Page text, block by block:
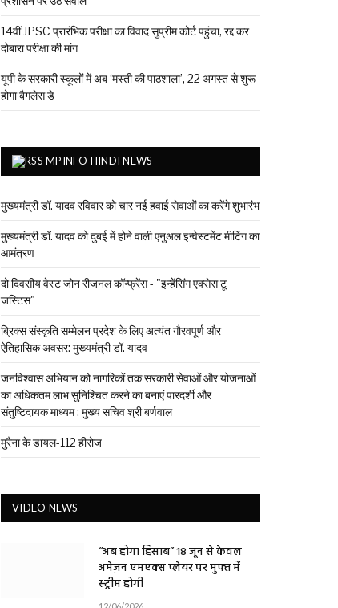
14वीं JPSC प्रारंभिक परीक्षा का विवाद सुप्रीम कोर्ट पहुंचा, रद्द कर
दोबारा परीक्षा की मांग
यूपी के सरकारी स्कूलों में अब ‘मस्ती की पाठशाला’, 22 अगस्त से शुरू
होगा बैगलेस डे
MPINFO HINDI NEWS
मुख्यमंत्री डॉ. यादव रविवार को चार नई हवाई सेवाओं का करेंगे शुभारंभ
मुख्यमंत्री डॉ. यादव को दुबई में होने वाली एनुअल इन्वेस्टमेंट मीटिंग का
आमंत्रण
दो दिवसीय वेस्ट जोन रीजनल कॉन्फ्रेंस - "इन्हेंसिंग एक्सेस टू
जस्टिस"
ब्रिक्स संस्कृति सम्मेलन प्रदेश के लिए अत्यंत गौरवपूर्ण और
ऐतिहासिक अवसर: मुख्यमंत्री डॉ. यादव
जनविश्वास अभियान को नागरिकों तक सरकारी सेवाओं और योजनाओं
का अधिकतम लाभ सुनिश्चित करने का बनाएं पारदर्शी और
संतुष्टिदायक माध्यम : मुख्य सचिव श्री बर्णवाल
मुरैना के डायल-112 हीरोज
VIDEO NEWS
“अब होगा हिसाब” 18 जून से केवल
अमेज़न एमएक्स प्लेयर पर मुफ्त में
स्ट्रीम होगी
12/06/2026